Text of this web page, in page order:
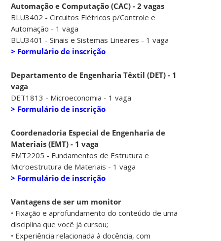
Automação e Computação (CAC) - 2 vagas
BLU3402 - Circuitos Elétricos p/Controle e
Automação - 1 vaga
BLU3401 - Sinais e Sistemas Lineares - 1 vaga
> Formulário de inscrição
Departamento de Engenharia Têxtil (DET) - 1
vaga
DET1813 - Microeconomia - 1 vaga
> Formulário de inscrição
Coordenadoria Especial de Engenharia de
Materiais (EMT) - 1 vaga
EMT2205 - Fundamentos de Estrutura e
Microestrutura de Materiais - 1 vaga
> Formulário de inscrição
Vantagens de ser um monitor
• Fixação e aprofundamento do conteúdo de uma
disciplina que você já cursou;
• Experiência relacionada à docência, com